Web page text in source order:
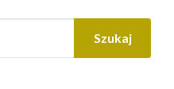
Szukaj